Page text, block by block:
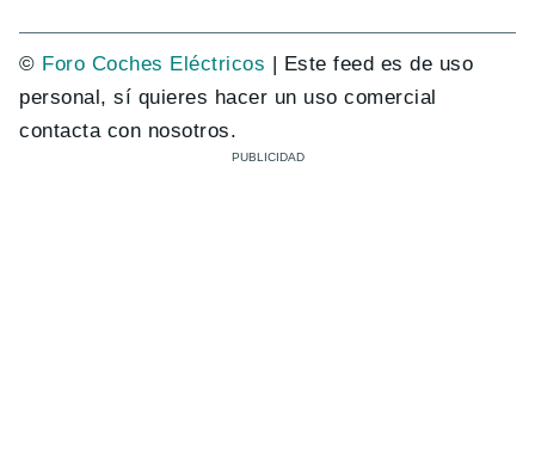
© Foro Coches Eléctricos | Este feed es de uso
personal, sí quieres hacer un uso comercial
contacta con nosotros.